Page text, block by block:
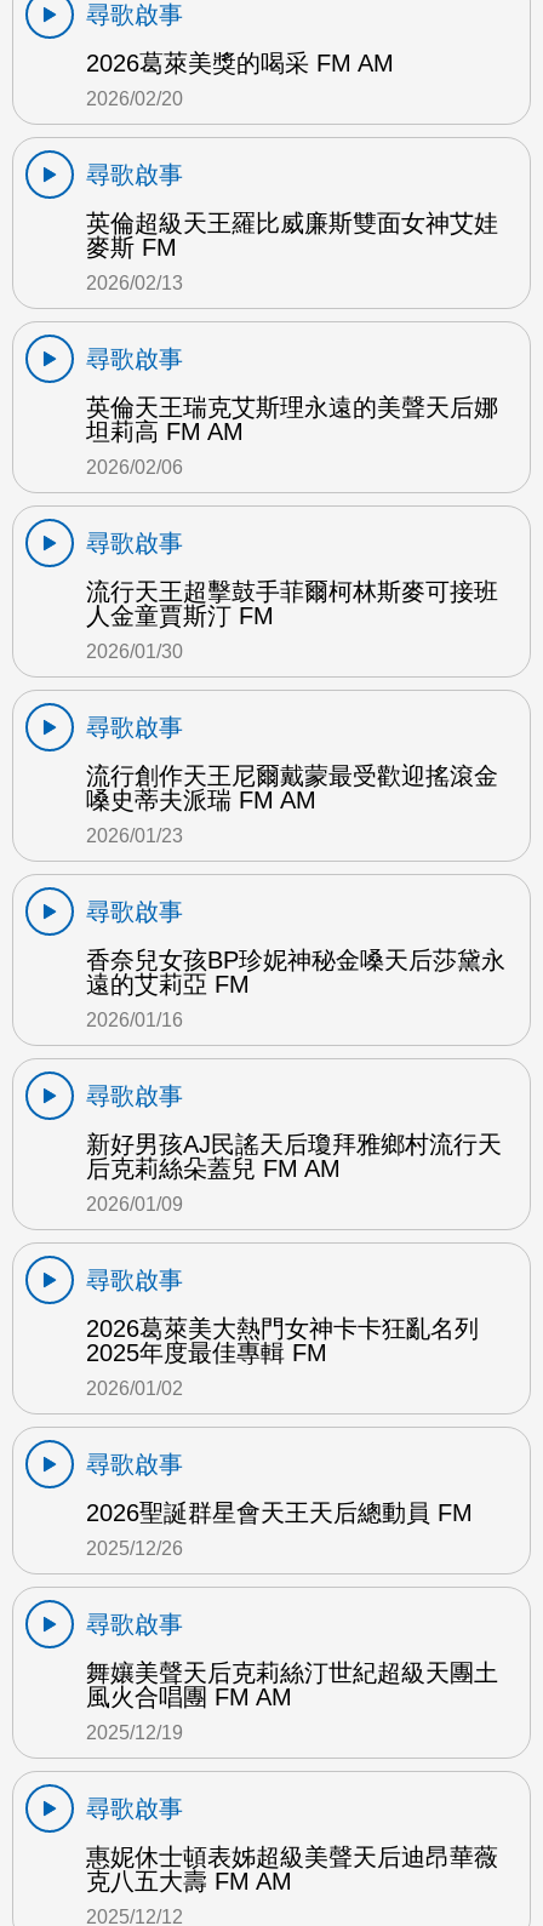
尋歌啟事
2026葛萊美獎的喝采 FM AM
2026/02/20
尋歌啟事
英倫超級天王羅比威廉斯雙面女神艾娃
麥斯 FM
2026/02/13
尋歌啟事
英倫天王瑞克艾斯理永遠的美聲天后娜
坦莉高 FM AM
2026/02/06
尋歌啟事
流行天王超擊鼓手菲爾柯林斯麥可接班
人金童賈斯汀 FM
2026/01/30
尋歌啟事
流行創作天王尼爾戴蒙最受歡迎搖滾金
嗓史蒂夫派瑞 FM AM
2026/01/23
尋歌啟事
香奈兒女孩BP珍妮神秘金嗓天后莎黛永
遠的艾莉亞 FM
2026/01/16
尋歌啟事
新好男孩AJ民謠天后瓊拜雅鄉村流行天
后克莉絲朵蓋兒 FM AM
2026/01/09
尋歌啟事
2026葛萊美大熱門女神卡卡狂亂名列
2025年度最佳專輯 FM
2026/01/02
尋歌啟事
2026聖誕群星會天王天后總動員 FM
2025/12/26
尋歌啟事
舞孃美聲天后克莉絲汀世紀超級天團土
風火合唱團 FM AM
2025/12/19
尋歌啟事
惠妮休士頓表姊超級美聲天后迪昂華薇
克八五大壽 FM AM
2025/12/12